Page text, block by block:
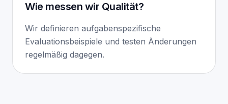
Wie messen wir Qualität?
Wir definieren aufgabenspezifische
Evaluationsbeispiele und testen Änderungen
regelmäßig dagegen.